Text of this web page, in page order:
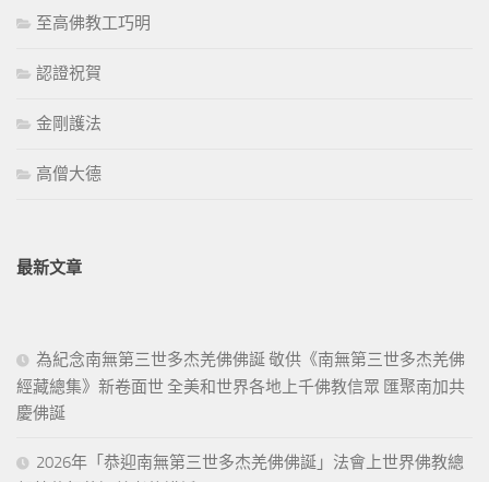
至高佛教工巧明
認證祝賀
金剛護法
高僧大德
最新文章
為紀念南無第三世多杰羌佛佛誕 敬供《南無第三世多杰羌佛
經藏總集》新卷面世 全美和世界各地上千佛教信眾 匯聚南加共
慶佛誕
2026年「恭迎南無第三世多杰羌佛佛誕」法會上世界佛教總